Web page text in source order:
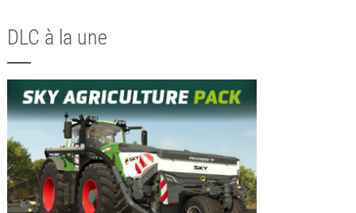
DLC à la une